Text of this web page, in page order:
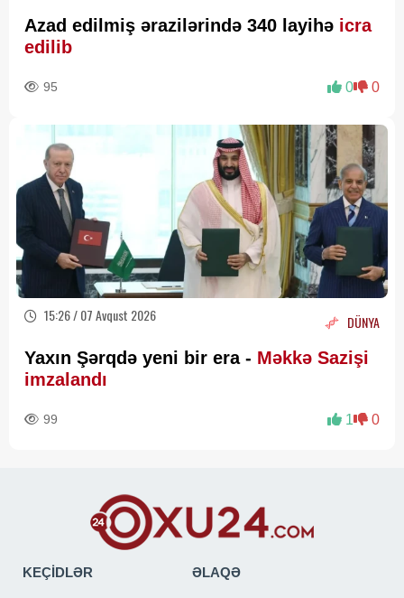
Azad edilmiş ərazilərində 340 layihə icra
edilib
95 0 0
15:26 / 07 Avqust 2026 DÜNYA
Yaxın Şərqdə yeni bir era - Məkkə Sazişi
imzalandı
99 1 0
KEÇİDLƏR ƏLAQƏ